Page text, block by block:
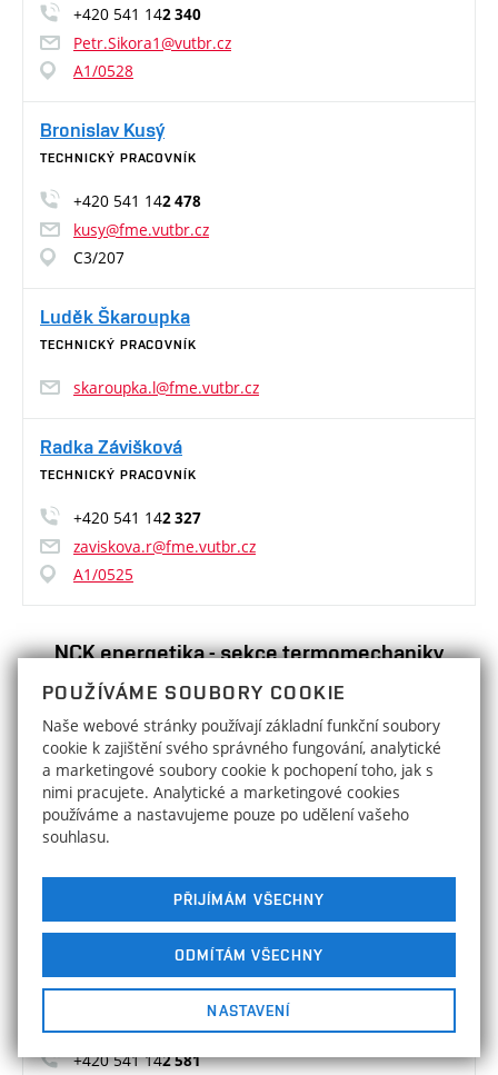
+420 541 142 340
Petr.Sikora1@vutbr.cz
A1/0528
Bronislav Kusý
TECHNICKÝ PRACOVNÍK
+420 541 142 478
kusy@fme.vutbr.cz
C3/207
Luděk Škaroupka
TECHNICKÝ PRACOVNÍK
skaroupka.l@fme.vutbr.cz
Radka Závišková
TECHNICKÝ PRACOVNÍK
+420 541 142 327
zaviskova.r@fme.vutbr.cz
A1/0525
NCK energetika - sekce termomechaniky
doc. Ing. Jaroslav Katolický, Ph.D.
VEDOUCÍ SEKCE
+420 541 143 366
katolicky@fme.vutbr.cz
NCK energetika - sekce energetického
inženýrství
prof. Ing. Jiří Pospíšil, Ph.D.
+420 541 142 581
POUŽÍVÁME SOUBORY COOKIE
Naše webové stránky používají základní funkční soubory
cookie k zajištění svého správného fungování, analytické
a marketingové soubory cookie k pochopení toho, jak s
nimi pracujete. Analytické a marketingové cookies
používáme a nastavujeme pouze po udělení vašeho
souhlasu.
PŘIJÍMÁM VŠECHNY
ODMÍTÁM VŠECHNY
NASTAVENÍ